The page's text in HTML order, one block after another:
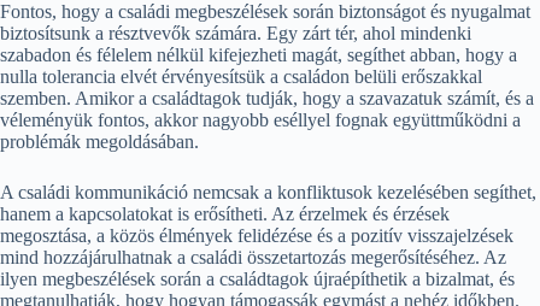
Fontos, hogy a családi megbeszélések során biztonságot és nyugalmat
biztosítsunk a résztvevők számára. Egy zárt tér, ahol mindenki
szabadon és félelem nélkül kifejezheti magát, segíthet abban, hogy a
nulla tolerancia elvét érvényesítsük a családon belüli erőszakkal
szemben. Amikor a családtagok tudják, hogy a szavazatuk számít, és a
véleményük fontos, akkor nagyobb eséllyel fognak együttműködni a
problémák megoldásában.
A családi kommunikáció nemcsak a konfliktusok kezelésében segíthet,
hanem a kapcsolatokat is erősítheti. Az érzelmek és érzések
megosztása, a közös élmények felidézése és a pozitív visszajelzések
mind hozzájárulhatnak a családi összetartozás megerősítéséhez. Az
ilyen megbeszélések során a családtagok újraépíthetik a bizalmat, és
megtanulhatják, hogy hogyan támogassák egymást a nehéz időkben.